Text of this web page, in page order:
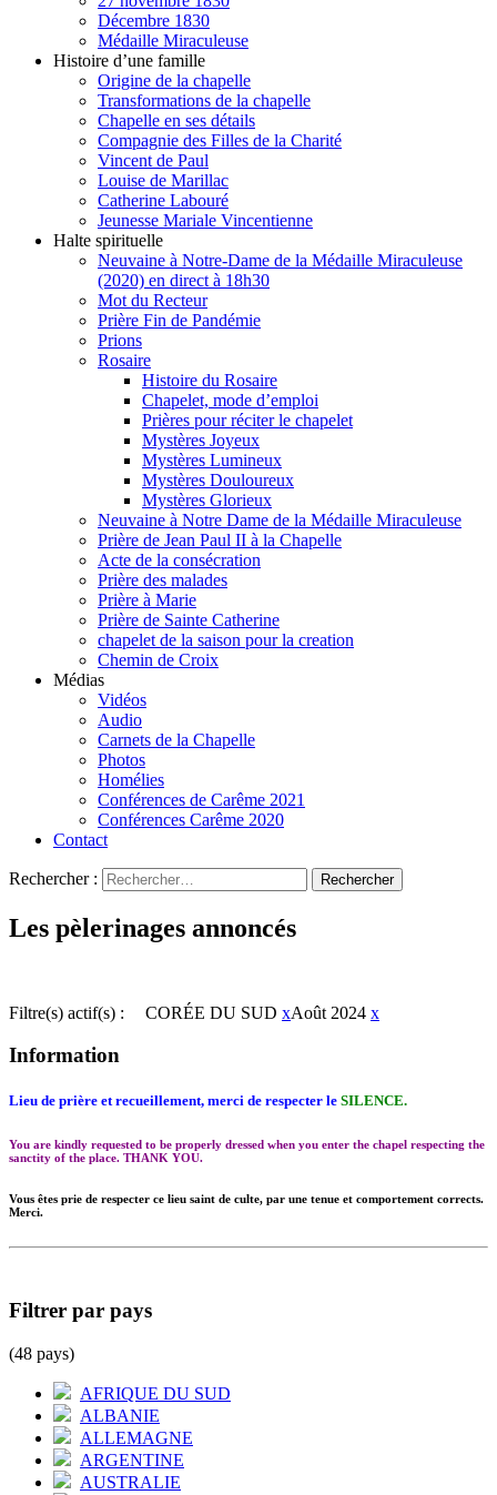
Décembre 1830
Médaille Miraculeuse
Histoire d’une famille
Origine de la chapelle
Transformations de la chapelle
Chapelle en ses détails
Compagnie des Filles de la Charité
Vincent de Paul
Louise de Marillac
Catherine Labouré
Jeunesse Mariale Vincentienne
Halte spirituelle
Neuvaine à Notre-Dame de la Médaille Miraculeuse
(2020) en direct à 18h30
Mot du Recteur
Prière Fin de Pandémie
Prions
Rosaire
Histoire du Rosaire
Chapelet, mode d’emploi
Prières pour réciter le chapelet
Mystères Joyeux
Mystères Lumineux
Mystères Douloureux
Mystères Glorieux
Neuvaine à Notre Dame de la Médaille Miraculeuse
Prière de Jean Paul II à la Chapelle
Acte de la consécration
Prière des malades
Prière à Marie
Prière de Sainte Catherine
chapelet de la saison pour la creation
Chemin de Croix
Médias
Vidéos
Audio
Carnets de la Chapelle
Photos
Homélies
Conférences de Carême 2021
Conférences Carême 2020
Contact
Rechercher :
Les pèlerinages annoncés
Filtre(s) actif(s) : CORÉE DU SUD xAoût 2024 x
Information
Lieu de prière et recueillement, merci de respecter le SILENCE.
You are kindly requested to be properly dressed when you enter the chapel respecting the
sanctity of the place. THANK YOU.
Vous êtes prie de respecter ce lieu saint de culte, par une tenue et comportement corrects.
Merci.
Filtrer par pays
(48 pays)
AFRIQUE DU SUD
ALBANIE
ALLEMAGNE
ARGENTINE
AUSTRALIE